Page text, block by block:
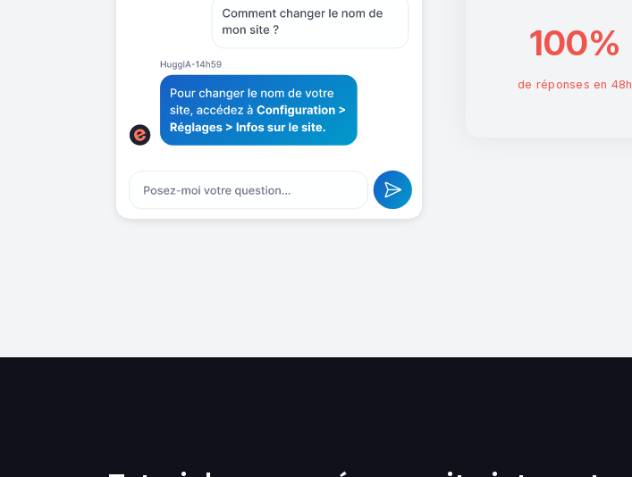
100%
de réponses en 48h